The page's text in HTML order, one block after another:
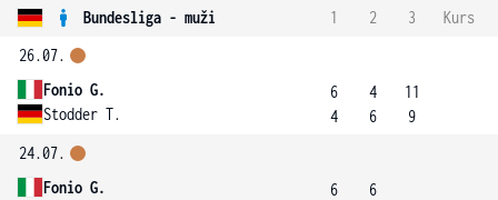
Bundesliga - muži 1 2 3
Kurs
26.07.
Fonio G.
Stodder T.
6
4
4
6
11
9
24.07.
Fonio G.
6
6